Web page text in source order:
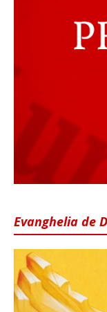
Evanghelia de